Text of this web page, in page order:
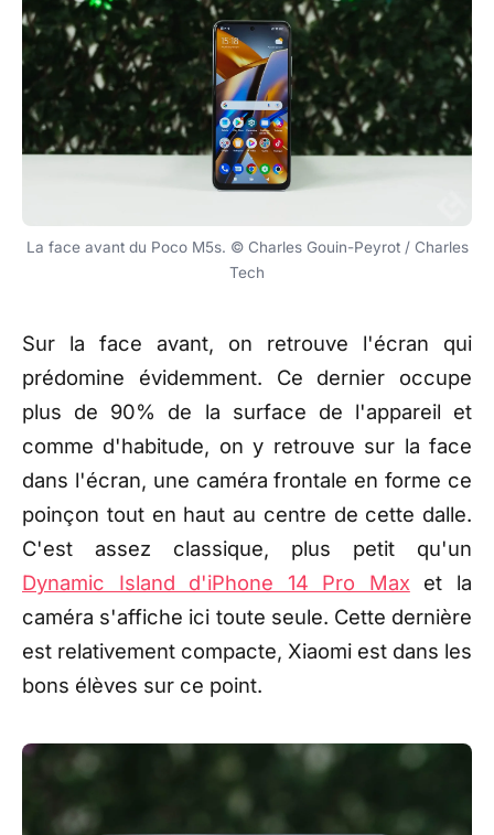
La face avant du Poco M5s. © Charles Gouin-Peyrot / Charles
Tech
Sur la face avant, on retrouve l'écran qui
prédomine évidemment. Ce dernier occupe
plus de 90% de la surface de l'appareil et
comme d'habitude, on y retrouve sur la face
dans l'écran, une caméra frontale en forme ce
poinçon tout en haut au centre de cette dalle.
C'est assez classique, plus petit qu'un
Dynamic Island d'iPhone 14 Pro Max et la
caméra s'affiche ici toute seule. Cette dernière
est relativement compacte, Xiaomi est dans les
bons élèves sur ce point.